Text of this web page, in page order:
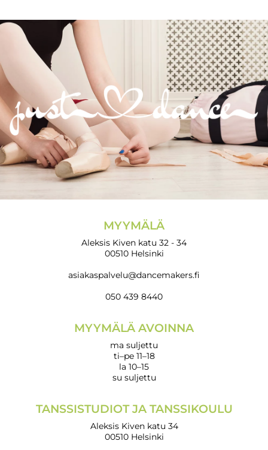
MYYMÄLÄ
Aleksis Kiven katu 32 - 34
00510 Helsinki
asiakaspalvelu@dancemakers.fi
050 439 8440
MYYMÄLÄ AVOINNA
ma suljettu
ti–pe 11–18
la 10–15
su suljettu
TANSSISTUDIOT JA TANSSIKOULU
Aleksis Kiven katu 34
00510 Helsinki